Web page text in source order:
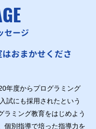
セージ
おまかせくださ
年度からプログラミング
試にも採用されたという
ラミング教育をはじめよう
個別指導で培った指導力を